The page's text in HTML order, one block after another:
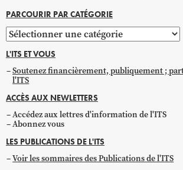
PARCOURIR PAR CATÉGORIE
Parcourir
par
catégorie
L'ITS ET VOUS
Soutenez financièrement, publiquement ;
l'ITS
ACCÈS AUX NEWLETTERS
Accédez aux lettres d'information de l'ITS
Abonnez vous
LES PUBLICATIONS DE L'ITS
Voir les sommaires des Publications de l'ITS